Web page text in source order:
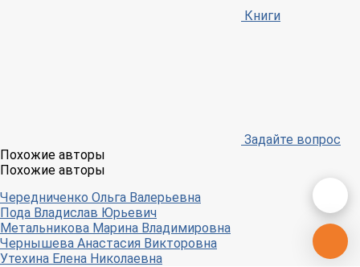
Книги
Задайте вопрос
Похожие авторы
Похожие авторы
Чередниченко Ольга Валерьевна
Пода Владислав Юрьевич
Метальникова Марина Владимировна
Чернышева Анастасия Викторовна
Утехина Елена Николаевна